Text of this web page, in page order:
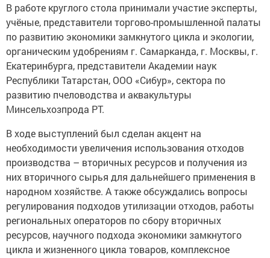
В работе круглого стола принимали участие эксперты,
учёные, представители торгово-промышленной палаты
по развитию экономики замкнутого цикла и экологии,
органическим удобрениям г. Самарканда, г. Москвы, г.
Екатеринбурга, представители Академии наук
Республики Татарстан, ООО «Сибур», сектора по
развитию пчеловодства и аквакультуры
Минсельхозпрода РТ.
В ходе выступлений был сделан акцент на
необходимости увеличения использования отходов
производства – вторичных ресурсов и получения из
них вторичного сырья для дальнейшего применения в
народном хозяйстве. А также обсуждались вопросы
регулирования подходов утилизации отходов, работы
региональных операторов по сбору вторичных
ресурсов, научного подхода экономики замкнутого
цикла и жизненного цикла товаров, комплексное